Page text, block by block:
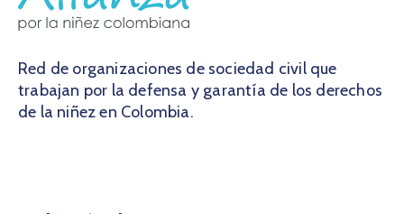
Red de organizaciones de sociedad civil que
trabajan por la defensa y garantía de los derechos
de la niñez en Colombia.